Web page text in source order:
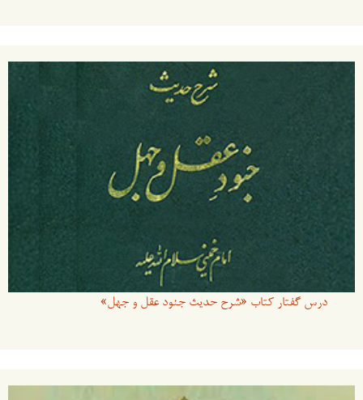
درس گفتار کتاب «شرح حدیث جنود عقل و جهل»